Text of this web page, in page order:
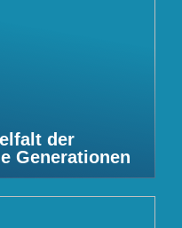
der
Generationen